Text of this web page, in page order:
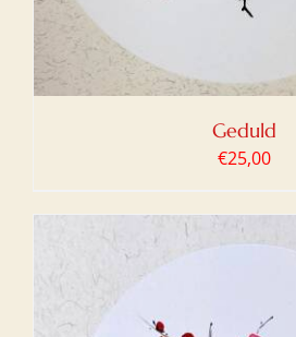
Geduld
€25,00